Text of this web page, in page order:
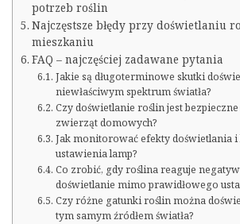
potrzeb roślin
Najczęstsze błędy przy doświetlaniu
mieszkaniu
FAQ – najczęściej zadawane pytania
Jakie są długoterminowe skutki
niewłaściwym spektrum światła?
Czy doświetlanie roślin jest
zwierząt domowych?
Jak monitorować efekty doświetlania
ustawienia lamp?
Co zrobić, gdy roślina reaguje
doświetlanie mimo prawidłowego
Czy różne gatunki roślin można
tym samym źródłem światła?